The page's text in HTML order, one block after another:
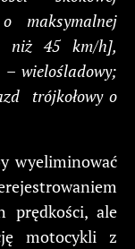
maksymalnej
niż 45 km/h],
– wielośladowy;
trójkołowy o
wyeliminować
prędkości, ale
motocykli z